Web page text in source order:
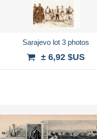
Sarajevo lot 3 photos
± 6,92 $US